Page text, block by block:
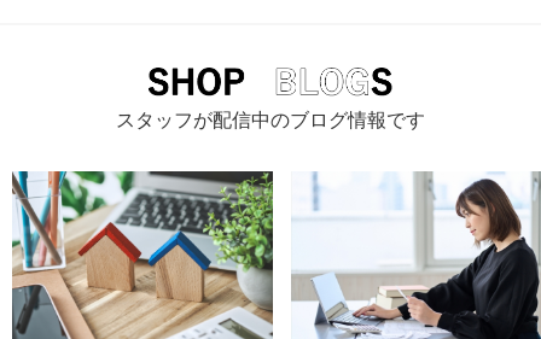
スタッフが配信中のブログ情報です